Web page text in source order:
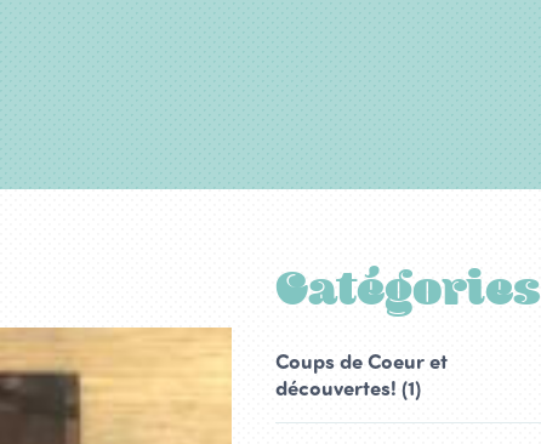
Catégories
Coups de Coeur et
découvertes! (1)